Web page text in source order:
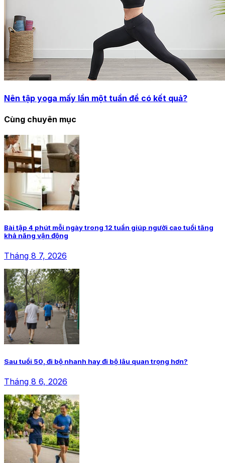
Nên tập yoga mấy lần một tuần để có kết quả?
Cùng chuyên mục
Bài tập 4 phút mỗi ngày trong 12 tuần giúp người cao tuổi tăng
khả năng vận động
Tháng 8 7, 2026
Sau tuổi 50, đi bộ nhanh hay đi bộ lâu quan trọng hơn?
Tháng 8 6, 2026